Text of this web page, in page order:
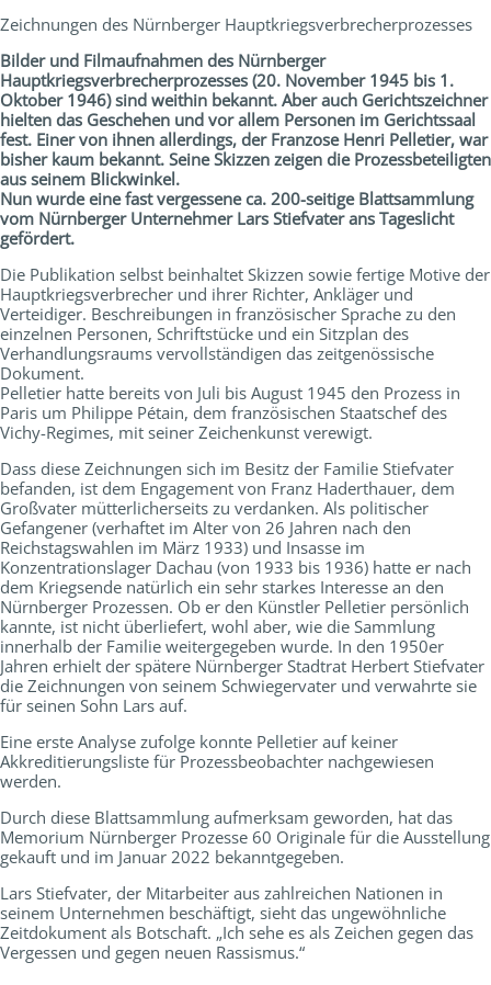
Zeichnungen des Nürnberger Hauptkriegsverbrecherprozesses
Bilder und Filmaufnahmen des Nürnberger
Hauptkriegsverbrecherprozesses (20. November 1945 bis 1.
Oktober 1946) sind weithin bekannt. Aber auch Gerichtszeichner
hielten das Geschehen und vor allem Personen im Gerichtssaal
fest. Einer von ihnen allerdings, der Franzose Henri Pelletier, war
bisher kaum bekannt. Seine Skizzen zeigen die Prozessbeteiligten
aus seinem Blickwinkel.
Nun wurde eine fast vergessene ca. 200-seitige Blattsammlung
vom Nürnberger Unternehmer Lars Stiefvater ans Tageslicht
gefördert.
Die Publikation selbst beinhaltet Skizzen sowie fertige Motive der
Hauptkriegsverbrecher und ihrer Richter, Ankläger und
Verteidiger. Beschreibungen in französischer Sprache zu den
einzelnen Personen, Schriftstücke und ein Sitzplan des
Verhandlungsraums vervollständigen das zeitgenössische
Dokument.
Pelletier hatte bereits von Juli bis August 1945 den Prozess in
Paris um Philippe Pétain, dem französischen Staatschef des
Vichy-Regimes, mit seiner Zeichenkunst verewigt.
Dass diese Zeichnungen sich im Besitz der Familie Stiefvater
befanden, ist dem Engagement von Franz Haderthauer, dem
Großvater mütterlicherseits zu verdanken. Als politischer
Gefangener (verhaftet im Alter von 26 Jahren nach den
Reichstagswahlen im März 1933) und Insasse im
Konzentrationslager Dachau (von 1933 bis 1936) hatte er nach
dem Kriegsende natürlich ein sehr starkes Interesse an den
Nürnberger Prozessen. Ob er den Künstler Pelletier persönlich
kannte, ist nicht überliefert, wohl aber, wie die Sammlung
innerhalb der Familie weitergegeben wurde. In den 1950er
Jahren erhielt der spätere Nürnberger Stadtrat Herbert Stiefvater
die Zeichnungen von seinem Schwiegervater und verwahrte sie
für seinen Sohn Lars auf.
Eine erste Analyse zufolge konnte Pelletier auf keiner
Akkreditierungsliste für Prozessbeobachter nachgewiesen
werden.
Durch diese Blattsammlung aufmerksam geworden, hat das
Memorium Nürnberger Prozesse 60 Originale für die Ausstellung
gekauft und im Januar 2022 bekanntgegeben.
Lars Stiefvater, der Mitarbeiter aus zahlreichen Nationen in
seinem Unternehmen beschäftigt, sieht das ungewöhnliche
Zeitdokument als Botschaft. „Ich sehe es als Zeichen gegen das
Vergessen und gegen neuen Rassismus.“